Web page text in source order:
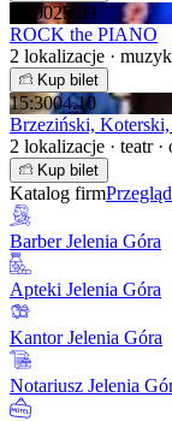
19:0025.09
ROCK the PIANO
2 lokalizacje ·
Kup bilet
15:3004.10
Brzeziński,
2 lokalizacje · teatr ·
Kup bilet
Katalog firm
Barber Jelenia Góra
Apteki Jelenia Góra
Kantor Jelenia Góra
Notariusz Jelenia